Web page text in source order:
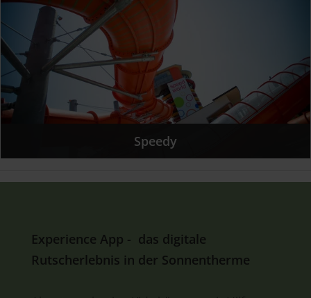
Speedy
Experience App - das digitale
Rutscherlebnis in der Sonnentherme